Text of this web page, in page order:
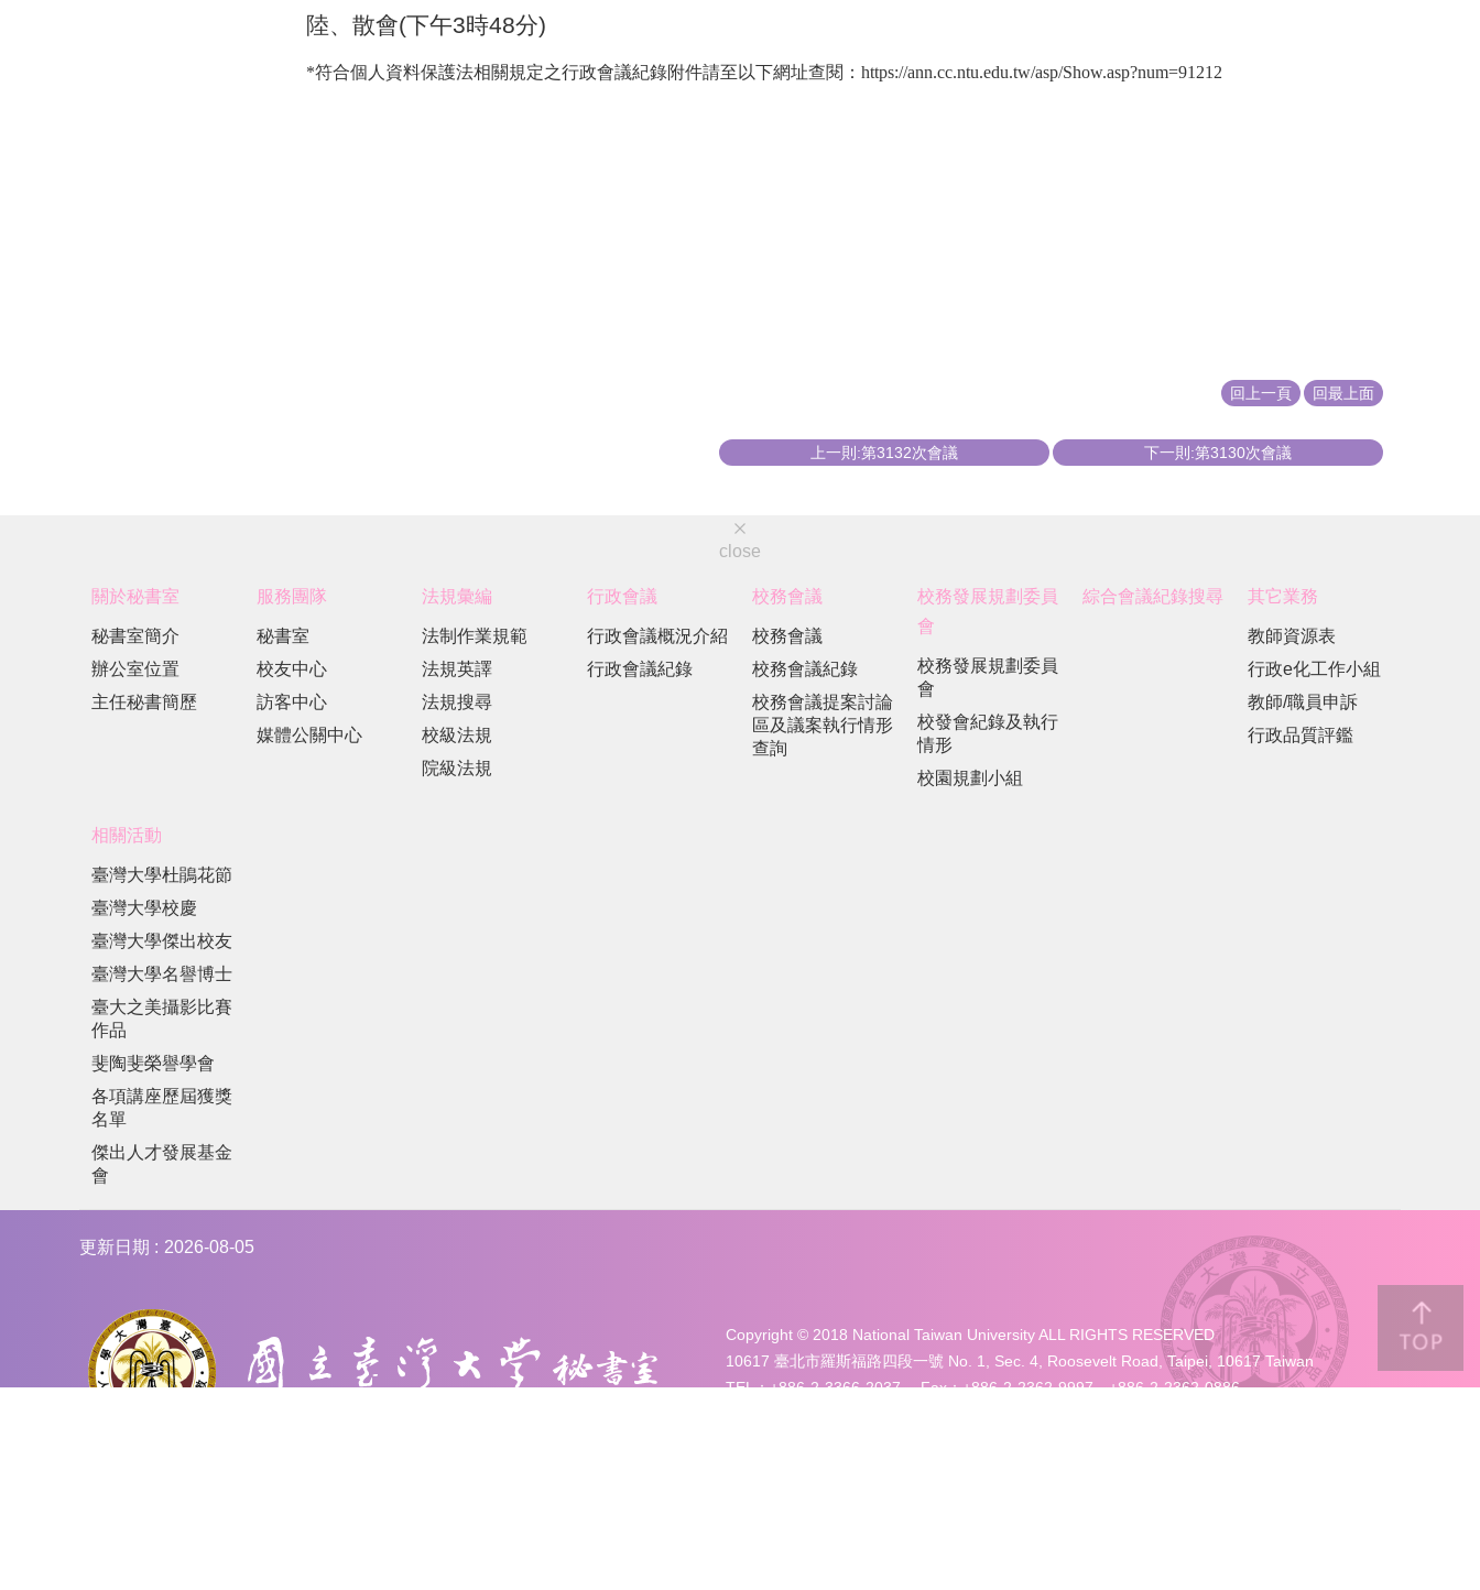
陸、 散會(下午3時48分)
*符合個人資料保護法相關規定之行政會議紀錄附件請至以下網址查閱：https://ann.cc.ntu.edu.tw/asp/Show.asp?num=91212
回上一頁 回最上面
上一則:第3132次會議 下一則:第3130次會議
close
關於秘書室
秘書室簡介
辦公室位置
主任秘書簡歷
服務團隊
秘書室
校友中心
訪客中心
媒體公關中心
法規彙編
法制作業規範
法規英譯
法規搜尋
校級法規
院級法規
行政會議
行政會議概況介紹
行政會議紀錄
校務會議
校務會議
校務會議紀錄
校務會議提案討論
區及議案執行情形
查詢
校務發展規劃委員
會
校務發展規劃委員
會
校發會紀錄及執行
情形
校園規劃小組
綜合會議紀錄搜尋 其它業務
教師資源表
行政e化工作小組
教師/職員申訴
行政品質評鑑
相關活動
臺灣大學杜鵑花節
臺灣大學校慶
臺灣大學傑出校友
臺灣大學名譽博士
臺大之美攝影比賽
作品
斐陶斐榮譽學會
各項講座歷屆獲獎
名單
傑出人才發展基金
會
更新日期 2026-08-05
Copyright © 2018 National Taiwan University ALL RIGHTS RESERVED
10617 臺北市羅斯福路四段一號 No. 1, Sec. 4, Roosevelt Road, Taipei, 10617 Taiwan
TEL：+886-2-3366-2037 Fax：+886-2-2362-9997、+886-2-2362-0886